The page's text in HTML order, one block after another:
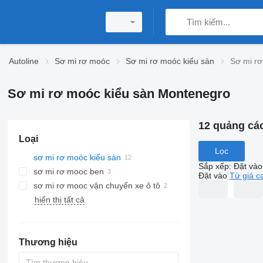
Autoline Sơ mi rơ moóc Sơ mi rơ moóc kiểu sàn Sơ mi
Sơ mi rơ moóc kiểu sàn Montenegro
Loại
sơ mi rơ moóc kiểu sàn
sơ mi rơ mooc ben
sơ mi rơ mooc vận chuyển xe ô tô
hiển thị tất cả
Thương hiệu
12 quảng
Lọc
Sắp xếp: Đặt vào
Đặt vào Từ giá